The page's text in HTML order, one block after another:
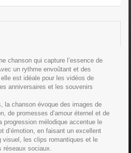
chanson qui capture l’essence de
un rythme envoûtant et des
est idéale pour les vidéos de
anniversaires et les souvenirs
la chanson évoque des images de
de promesses d’amour éternel et de
progression mélodique accentue le
d’émotion, en faisant un excellent
visuel, les clips romantiques et le
réseaux sociaux.